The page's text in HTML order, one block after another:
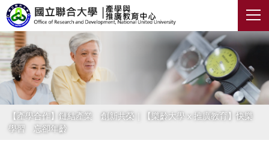
跳
到
主
要
內
容
區
【產學合作】鏈結產業 創新共榮｜【樂齡大學 x 推廣教育】快樂
學習 忘卻年齡